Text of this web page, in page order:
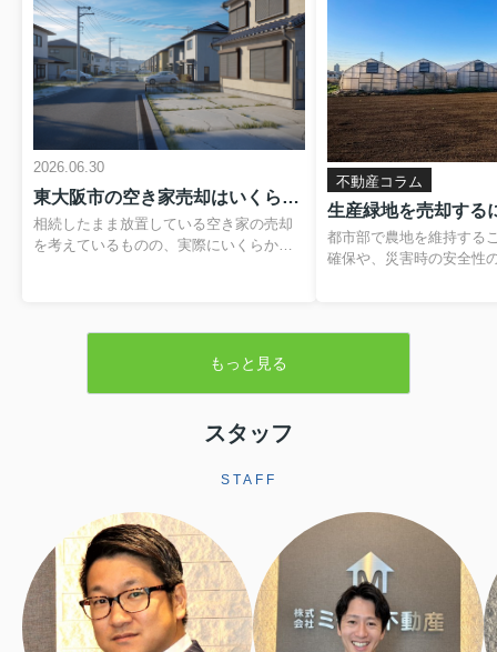
2026.06.30
東大阪市の空き家売却はいくらかかる？費用や税金の内訳と負担を抑える方法
相続したまま放置している空き家の売却
を考えているものの、実際にいくらかか
重なると、最終的に手元に残る金額のイ
譲渡所得税や住民税といった税金、空き
家の譲渡所得の3,000万円特別控除といっ
ておくことが大切です。この記事では、
やすい費用や税金の基本から、解体費補
法まで、順を追って分かりやすく解説し
ます。読み進めていただくことで、おお
よその手取り額の考...
不動産コラム
都市部で農地を維持する
確保や、災害時の安全性
ことで、農業以外の用途
されますが、その一方で
地並みの評価となり、税
ます。また、相続税に...
もっと見る
スタッフ
STAFF